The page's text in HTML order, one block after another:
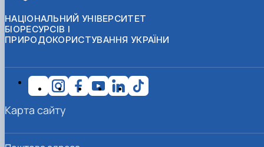
НАЦІОНАЛЬНИЙ УНІВЕРСИТЕТ
БІОРЕСУРСІВ І
ПРИРОДОКОРИСТУВАННЯ УКРАЇНИ
Карта сайту